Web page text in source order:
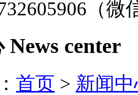
（微
News center
首页 > 新闻